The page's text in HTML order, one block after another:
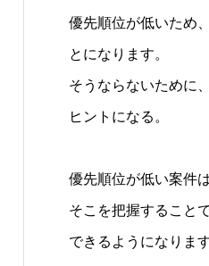
優先順位が低いため
とになります。
そうならないために
ヒントになる。
優先順位が低い案件
そこを把握すること
できるようになります